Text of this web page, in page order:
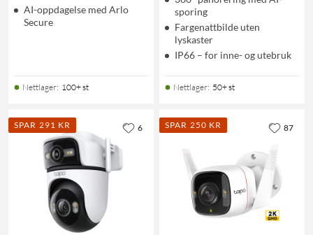
AI-oppdagelse med Arlo
Secure
Nettlager: 100+ st
sporing
Fargenattbilde uten
lyskaster
IP66 – for inne- og utebruk
Nettlager: 50+ st
SPAR 291 KR 6 SPAR 250 KR 87